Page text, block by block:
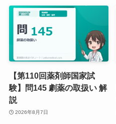
【第110回薬剤師国家試
験】問145 劇薬の取扱い 解
説
2026年8月7日